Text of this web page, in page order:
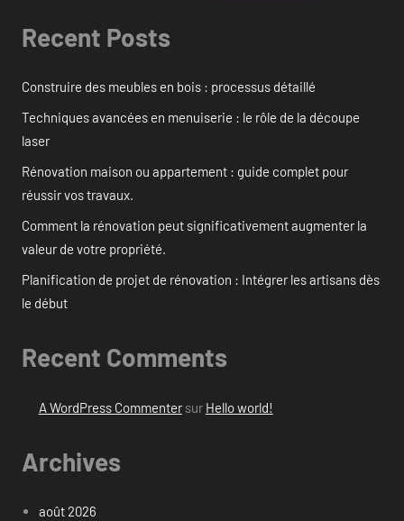
Recent Posts
Construire des meubles en bois : processus détaillé
Techniques avancées en menuiserie : le rôle de la découpe
laser
Rénovation maison ou appartement : guide complet pour
réussir vos travaux.
Comment la rénovation peut significativement augmenter la
valeur de votre propriété.
Planification de projet de rénovation : Intégrer les artisans dès
le début
Recent Comments
A WordPress Commentersur Hello world!
Archives
août 2026